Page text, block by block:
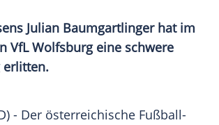
Julian Baumgartlingerhat im
VfL Wolfsburgeine schwere
erlitten.
- Der österreichische Fußball-